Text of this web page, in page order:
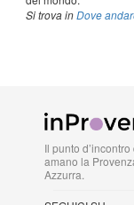
Si trova in Dove
Il punto
amano la
Azzurra.